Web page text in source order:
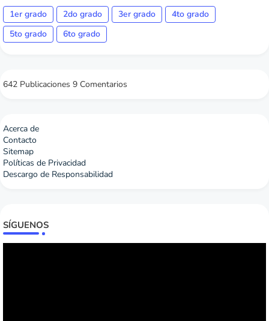
1er grado 2do grado 3er grado
4to grado
5to grado
6to grado
642 Publicaciones 9 Comentarios
Acerca de
Contacto
Sitemap
Políticas de Privacidad
Descargo de Responsabilidad
SÍGUENOS